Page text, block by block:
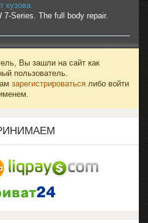
кузова.
7-Series. The full body repair.
Вы зашли на сайт как
пользователь.
зарегистрироваться либо войти